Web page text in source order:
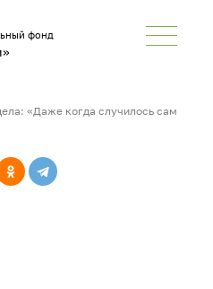
фонд
«Даже когда случилось самое